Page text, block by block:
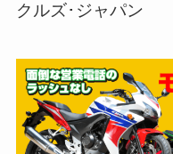
クルズ･ジャパン